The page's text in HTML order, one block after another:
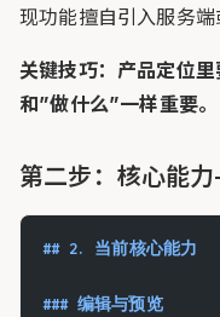
现功能擅自引入服务端
关键技巧：产品定位
和”做什么”一样重要。
第二步：核心能
## 2. 当前核心能力
### 编辑与预览